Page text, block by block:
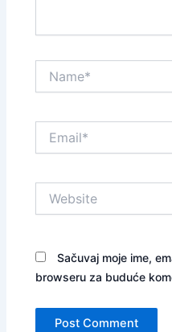
Sačuvaj moje ime,
browseru za buduće